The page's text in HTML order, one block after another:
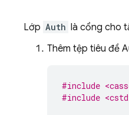
Lớp Auth là cổng cho
Thêm tệp tiêu đề
#include
#include